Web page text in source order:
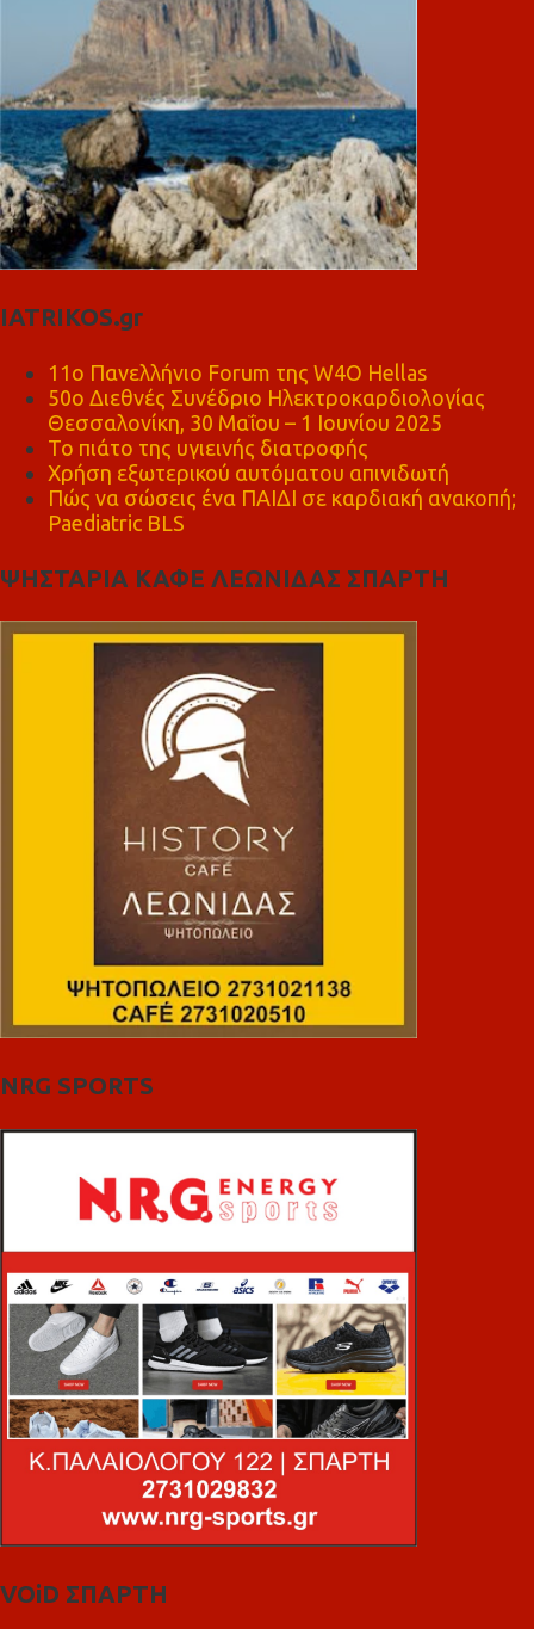
IATRIKOS.gr
11ο Πανελλήνιο Forum της W4O Hellas
50ο Διεθνές Συνέδριο Ηλεκτροκαρδιολογίας
Θεσσαλονίκη, 30 Μαΐου – 1 Ιουνίου 2025
Το πιάτο της υγιεινής διατροφής
Χρήση εξωτερικού αυτόματου απινιδωτή
Πώς να σώσεις ένα ΠΑΙΔΙ σε καρδιακή ανακοπή;
Paediatric BLS
ΨΗΣΤΑΡΙΑ ΚΑΦΕ ΛΕΩΝΙΔΑΣ ΣΠΑΡΤΗ
NRG SPORTS
VOiD ΣΠΑΡΤΗ